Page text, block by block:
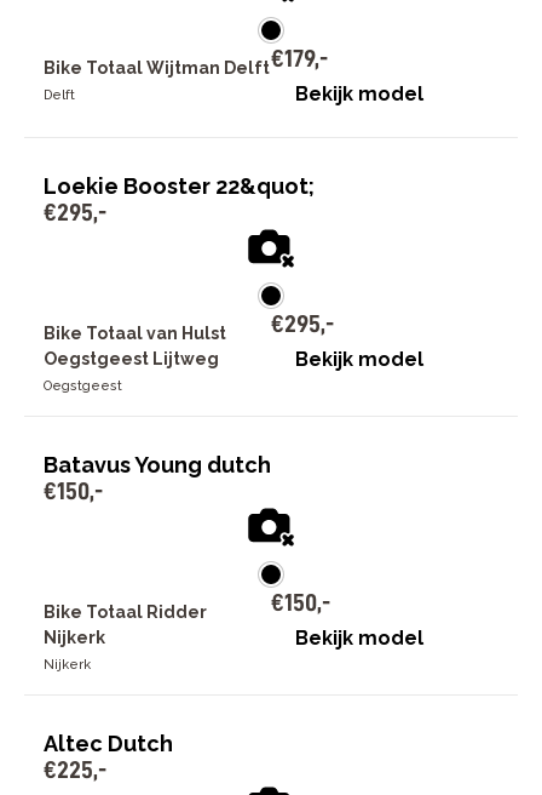
Bike Totaal Wijtman Delft
Delft
€179,-
Bekijk model
Loekie Booster 22&quot;
€295,-
Bike Totaal van Hulst
Oegstgeest Lijtweg
Oegstgeest
€295,-
Bekijk model
Batavus Young dutch
€150,-
Bike Totaal Ridder
Nijkerk
Nijkerk
€150,-
Bekijk model
Altec Dutch
€225,-